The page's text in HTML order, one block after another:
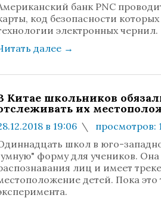
банк PNC
код безопасности
электронных чернил.
далее →
Китае школьников
их
в 19:06 просмотров:
школ в юго-
форму для учеников.
лиц и имеет
детей. Пока